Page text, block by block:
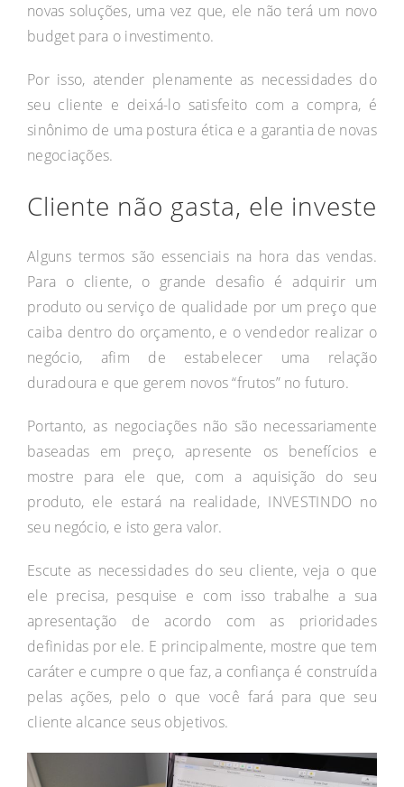
novas soluções, uma vez que, ele não terá um novo
budget para o investimento.
Por isso, atender plenamente as necessidades do
seu cliente e deixá-lo satisfeito com a compra, é
sinônimo de uma postura ética e a garantia de novas
negociações.
Cliente não gasta, ele investe
Alguns termos são essenciais na hora das vendas.
Para o cliente, o grande desafio é adquirir um
produto ou serviço de qualidade por um preço que
caiba dentro do orçamento, e o vendedor realizar o
negócio, afim de estabelecer uma relação
duradoura e que gerem novos “frutos” no futuro.
Portanto, as negociações não são necessariamente
baseadas em preço, apresente os benefícios e
mostre para ele que, com a aquisição do seu
produto, ele estará na realidade, INVESTINDO no
seu negócio, e isto gera valor.
Escute as necessidades do seu cliente, veja o que
ele precisa, pesquise e com isso trabalhe a sua
apresentação de acordo com as prioridades
definidas por ele. E principalmente, mostre que tem
caráter e cumpre o que faz, a confiança é construída
pelas ações, pelo o que você fará para que seu
cliente alcance seus objetivos.